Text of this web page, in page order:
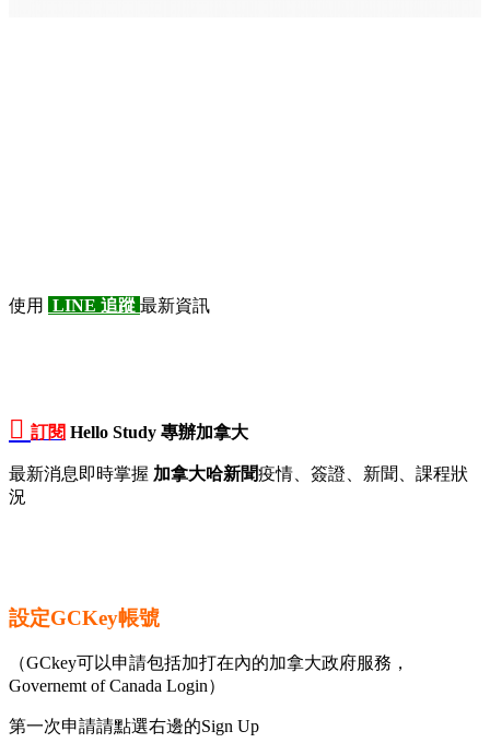
使用 LINE 追蹤 最新資訊
 訂閱 Hello Study 專辦加拿大
最新消息即時掌握 加拿大哈新聞疫情、簽證、新聞、課程狀
況
設定GCKey帳號
（GCkey可以申請包括加打在內的加拿大政府服務，
Governemt of Canada Login）
第一次申請請點選右邊的Sign Up